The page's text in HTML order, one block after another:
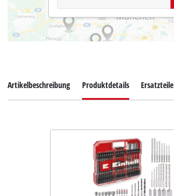
Artikelbeschreibung Produktdetails Ersatzteile